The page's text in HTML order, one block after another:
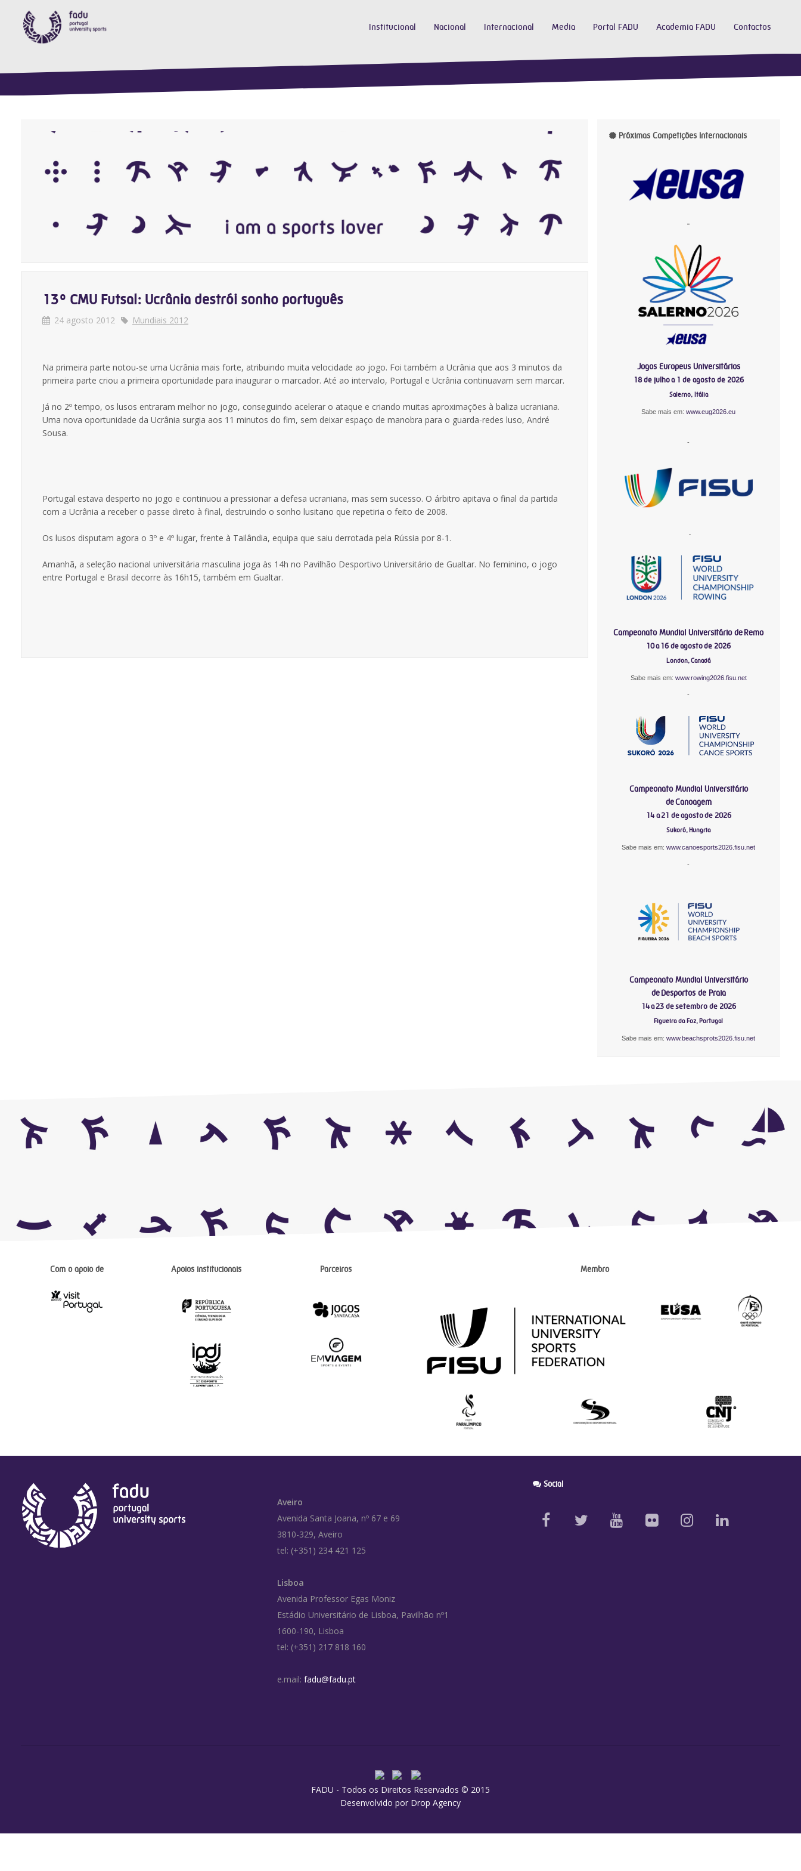
Institucional Nacional Internacional Media Portal FADU Academia FADU Contactos
13º CMU Futsal: Ucrânia destrói sonho português
24 agosto 2012 Mundiais 2012
Na primeira parte notou-se uma Ucrânia mais forte, atribuindo muita velocidade ao jogo. Foi também a Ucrânia que aos 3 minutos da
primeira parte criou a primeira oportunidade para inaugurar o marcador. Até ao intervalo, Portugal e Ucrânia continuavam sem marcar.
Já no 2º tempo, os lusos entraram melhor no jogo, conseguindo acelerar o ataque e criando muitas aproximações à baliza ucraniana.
Uma nova oportunidade da Ucrânia surgia aos 11 minutos do fim, sem deixar espaço de manobra para o guarda-redes luso, André
Sousa.
Portugal estava desperto no jogo e continuou a pressionar a defesa ucraniana, mas sem sucesso. O árbitro apitava o final da partida
com a Ucrânia a receber o passe direto à final, destruindo o sonho lusitano que repetiria o feito de 2008.
Os lusos disputam agora o 3º e 4º lugar, frente à Tailândia, equipa que saiu derrotada pela Rússia por 8-1.
Amanhã, a seleção nacional universitária masculina joga às 14h no Pavilhão Desportivo Universitário de Gualtar. No feminino, o jogo
entre Portugal e Brasil decorre às 16h15, também em Gualtar.
Próximas Competições Internacionais
-
Jogos Europeus Universitários
18 de julho a 1 de agosto de 2026
Salerno, Itália
Sabe mais em:www.eug2026.eu
-
-
Campeonato Mundial Universitário de Remo
10 a 16 de agosto de 2026
London, Canadá
Sabe mais em: www.rowing2026.fisu.net
-
Campeonato Mundial Universitário
de Canoagem
14 a 21 de agosto de 2026
Sukoró, Hungria
Sabe mais em:www.canoesports2026.fisu.net
-
Campeonato Mundial Universitário
de Desportos de Praia
14 a 23 de setembro de 2026
Figueira da Foz, Portugal
Sabe mais em:www.beachsprots2026.fisu.net
Com o apoio de Apoios institucionais Parceiros Membro
Aveiro
Avenida Santa Joana, nº 67 e 69
3810-329, Aveiro
tel: (+351) 234 421 125
Lisboa
Avenida Professor Egas Moniz
Estádio Universitário de Lisboa, Pavilhão nº1
1600-190, Lisboa
tel: (+351) 217 818 160
e.mail: fadu@fadu.pt
Social
FADU - Todos os Direitos Reservados © 2015
Desenvolvido por Drop Agency